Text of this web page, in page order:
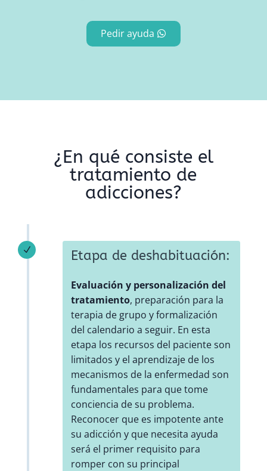
Pedir ayuda
¿En qué consiste el
tratamiento de
adicciones?
N Etapa de deshabituación:
Evaluación y personalización del
tratamiento, preparación para la
terapia de grupo y formalización
del calendario a seguir. En esta
etapa los recursos del paciente son
limitados y el aprendizaje de los
mecanismos de la enfermedad son
fundamentales para que tome
conciencia de su problema.
Reconocer que es impotente ante
su adicción y que necesita ayuda
será el primer requisito para
romper con su principal